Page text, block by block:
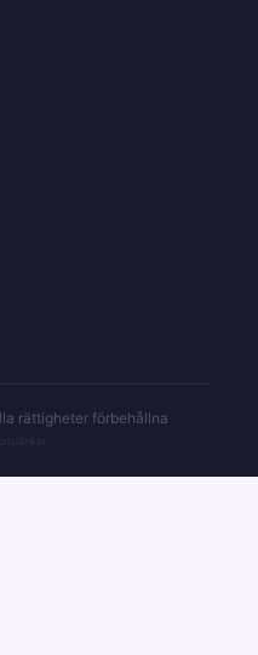
rättigheter förbehållna